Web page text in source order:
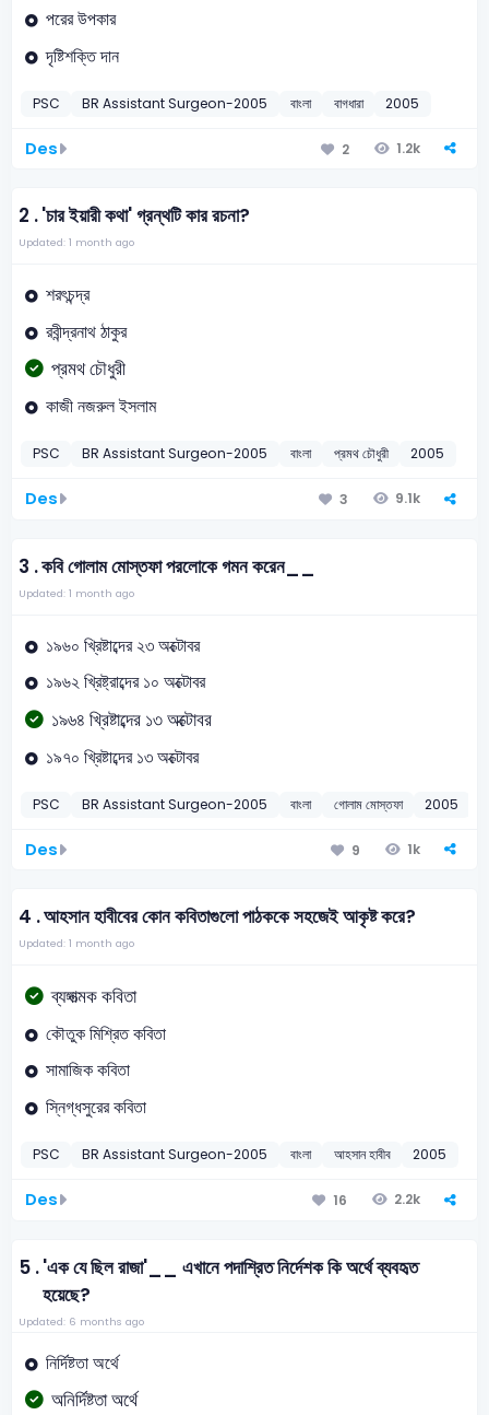
পরের উপকার
দৃষ্টিশক্তি দান
PSC BR Assistant Surgeon-2005 বাংলা বাগধারা 2005
Des 2 1.2k
2 .'চার ইয়ারী কথা' গ্রন্থটি কার রচনা?
Updated: 1 month ago
শরৎচন্দ্র
রবীন্দ্রনাথ ঠাকুর
প্রমথ চৌধুরী
কাজী নজরুল ইসলাম
PSC BR Assistant Surgeon-2005 বাংলা প্রমথ চৌধুরী 2005
Des 3 9.1k
3 .কবি গোলাম মোস্তফা পরলোকে গমন করেন__
Updated: 1 month ago
১৯৬০ খ্রিষ্টাব্দের ২৩ অক্টোবর
১৯৬২ খ্রিষ্ট্রাব্দের ১০ অক্টোবর
১৯৬৪ খ্রিষ্টাব্দের ১৩ অক্টোবর
১৯৭০ খ্রিষ্টাব্দের ১৩ অক্টোবর
PSC BR Assistant Surgeon-2005 বাংলা গোলাম মোস্তফা 2005
Des 9 1k
4 .আহসান হাবীবের কোন কবিতাগুলো পাঠককে সহজেই আকৃষ্ট করে?
Updated: 1 month ago
ব্যঙ্গাত্মক কবিতা
কৌতুক মিশ্রিত কবিতা
সামাজিক কবিতা
স্নিগ্ধসুরের কবিতা
PSC BR Assistant Surgeon-2005 বাংলা আহসান হাবীব 2005
Des 16 2.2k
5 .'এক যে ছিল রাজা'__ এখানে পদাশ্রিত নির্দেশক কি অর্থে ব্যবহৃত
হয়েছে?
Updated: 6 months ago
নির্দিষ্টতা অর্থে
অনির্দিষ্টতা অর্থে